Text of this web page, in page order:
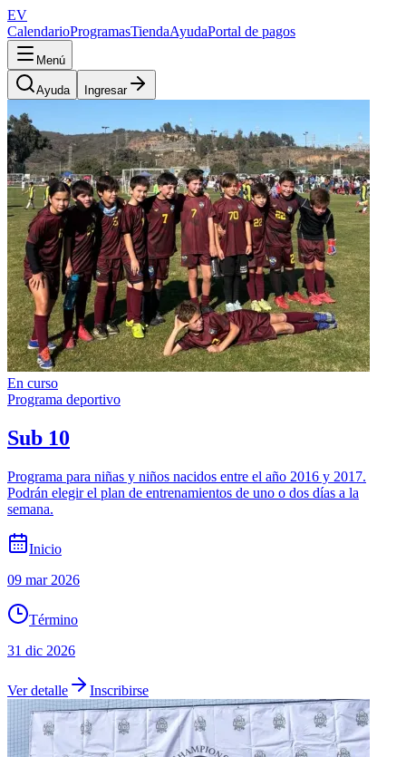
EV
CalendarioProgramasTiendaAyudaPortal de pagos
Menú
Ayuda Ingresar
En curso
Programa deportivo
Sub 10
Programa para niñas y niños nacidos entre el año 2016 y 2017.
Podrán elegir el plan de entrenamientos de uno o dos días a la
semana.
Inicio
09 mar 2026
Término
31 dic 2026
Ver detalle Inscribirse